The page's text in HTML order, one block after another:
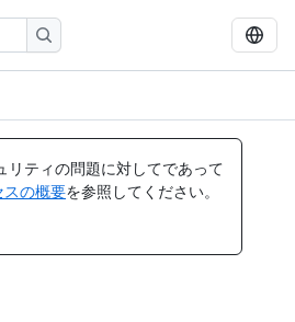
リティの問題に対してであって
スの概要を参照してください。